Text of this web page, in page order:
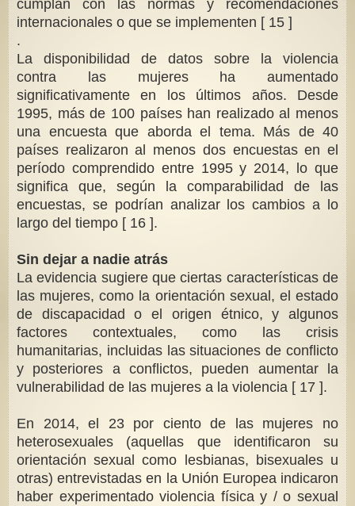
cumplan con las normas y recomendaciones
internacionales o que se implementen [ 15 ]
.
La disponibilidad de datos sobre la violencia
contra las mujeres ha aumentado
significativamente en los últimos años. Desde
1995, más de 100 países han realizado al menos
una encuesta que aborda el tema. Más de 40
países realizaron al menos dos encuestas en el
período comprendido entre 1995 y 2014, lo que
significa que, según la comparabilidad de las
encuestas, se podrían analizar los cambios a lo
largo del tiempo [ 16 ].
Sin dejar a nadie atrás
La evidencia sugiere que ciertas características de
las mujeres, como la orientación sexual, el estado
de discapacidad o el origen étnico, y algunos
factores contextuales, como las crisis
humanitarias, incluidas las situaciones de conflicto
y posteriores a conflictos, pueden aumentar la
vulnerabilidad de las mujeres a la violencia [ 17 ].
En 2014, el 23 por ciento de las mujeres no
heterosexuales (aquellas que identificaron su
orientación sexual como lesbianas, bisexuales u
otras) entrevistadas en la Unión Europea indicaron
haber experimentado violencia física y / o sexual